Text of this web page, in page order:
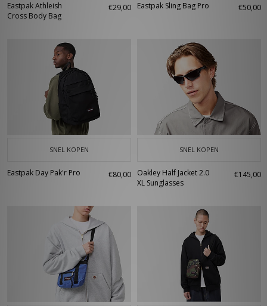
Eastpak Athleish
Cross Body Bag
€29,00 Eastpak Sling Bag Pro €50,00
SNEL KOPEN
Eastpak Day Pak'r Pro €80,00
SNEL KOPEN
Oakley Half Jacket 2.0
XL Sunglasses
€145,00